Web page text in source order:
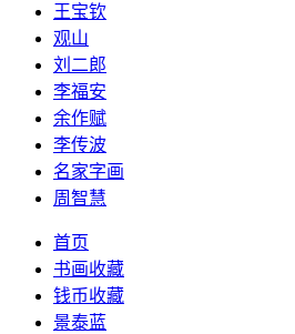
王宝钦
观山
刘二郎
李福安
余作赋
李传波
名家字画
周智慧
首页
书画收藏
钱币收藏
景泰蓝